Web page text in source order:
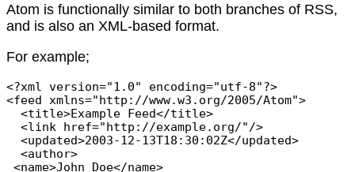
Atom is functionally similar to both branches of RSS,
and is also an XML-based format.
For example;
<?xml version="1.0" encoding="utf-8"?>
<feed xmlns="http://www.w3.org/2005/Atom">